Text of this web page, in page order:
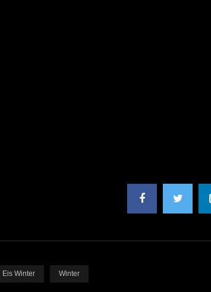
Eis Winter Winter